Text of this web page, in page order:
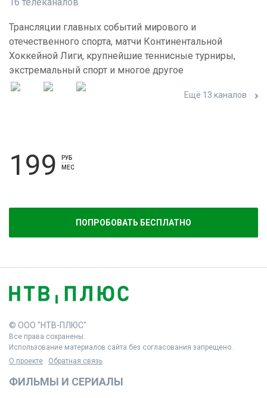
Трансляции главных событий мирового и
отечественного спорта, матчи Континентальной
Хоккейной Лиги, крупнейшие теннисные турниры,
экстремальный спорт и многое другое
Ещё 13 каналов
199
РУБ
МЕС
ПОПРОБОВАТЬ БЕСПЛАТНО
© ООО "НТВ-ПЛЮС"
Все права сохранены.
Использование материалов сайта без согласования запрещено.
О проекте
Обратная связь
ФИЛЬМЫ И СЕРИАЛЫ